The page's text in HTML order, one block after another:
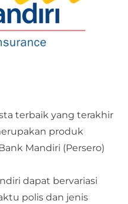
terbaik yang terakhir
produk
Mandiri (Persero)
dapat bervariasi
polis dan jenis